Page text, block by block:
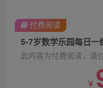
5-7岁数学乐园每日一
此内容为付费阅读，请
￥
付费阅读